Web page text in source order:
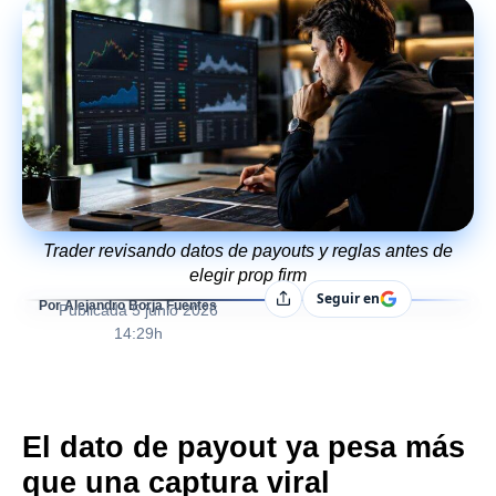
Trader revisando datos de payouts y reglas antes de
elegir prop firm
Por Alejandro Borja Fuentes
Publicada 5 junio 2026
14:29h
CompartirSeguir en
El dato de payout ya pesa más
que una captura viral